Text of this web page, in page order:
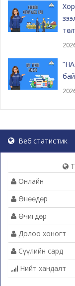
Веб статистик
Онлайн
Өнөөдөр
Өчигдөр
Долоо хоногт
Сүүлийн сард
Нийт хандалт